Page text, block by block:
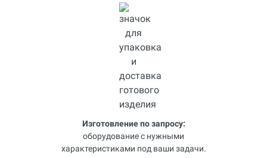
Изготовление по запросу:
оборудование с нужными
характеристиками под ваши задачи.